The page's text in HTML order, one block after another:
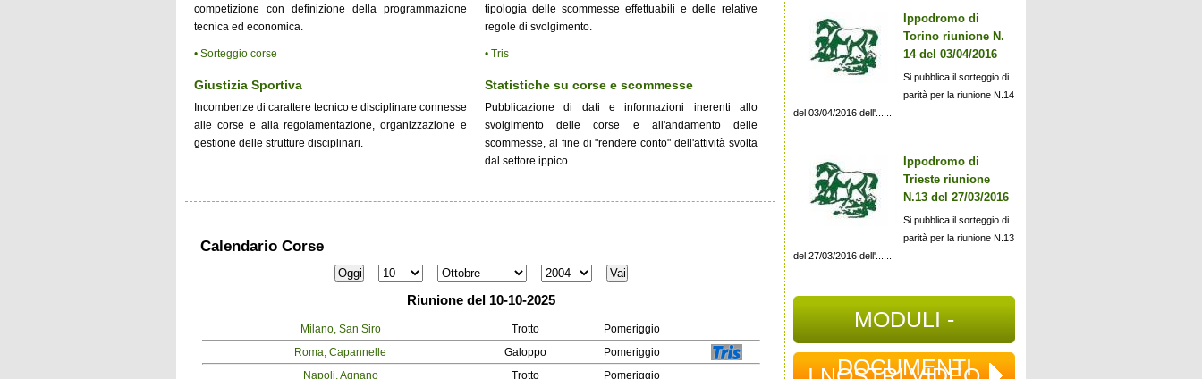
competizione con definizione della programmazione
tecnica ed economica.
• Sorteggio corse
tipologia delle scommesse effettuabili e delle relative
regole di svolgimento.
• Tris
Giustizia Sportiva
Incombenze di carattere tecnico e disciplinare connesse
alle corse e alla regolamentazione, organizzazione e
gestione delle strutture disciplinari.
Statistiche su corse e scommesse
Pubblicazione di dati e informazioni inerenti allo
svolgimento delle corse e all'andamento delle
scommesse, al fine di "rendere conto" dell'attività svolta
dal settore ippico.
Calendario Corse
Riunione del 10-10-2025
Milano, San Siro Trotto
Pomeriggio
Roma, Capannelle
Galoppo
Pomeriggio
Napoli, Agnano
Trotto Pomeriggio
Ippodromo di
Torino riunione N.
14 del 03/04/2016
Si pubblica il sorteggio di
parità per la riunione N.14
del 03/04/2016 dell'......
Ippodromo di
Trieste riunione
N.13 del 27/03/2016
Si pubblica il sorteggio di
parità per la riunione N.13
del 27/03/2016 dell'......
MODULI -
DOCUMENTI